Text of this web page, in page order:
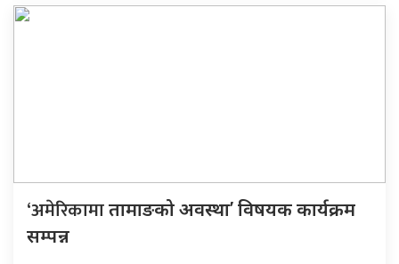
‘अमेरिकामातामाङको अवस्था’ विषयक कार्यक्रम
सम्पन्न